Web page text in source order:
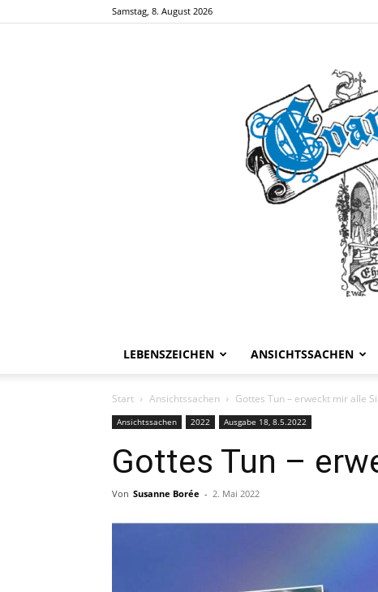
Samstag, 8. August 2026
LEBENSZEICHEN ANSICHTSSACHEN
Start Ansichtssachen Gottes Tun – erweckt mir alle
Ansichtssachen 2022 Ausgabe 18, 8.5.2022
Gottes Tun –
Von Susanne Borée - 2. Mai 2022